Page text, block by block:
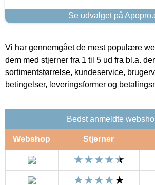
Se udvalget på
Vi har gennemgået de mest populære
dem med stjerner fra 1 til 5 ud fra bl.a.
sortimentstørrelse, kundeservice,
betingelser, leveringsformer og
Bedst anmeldte
Webshop Stjerner